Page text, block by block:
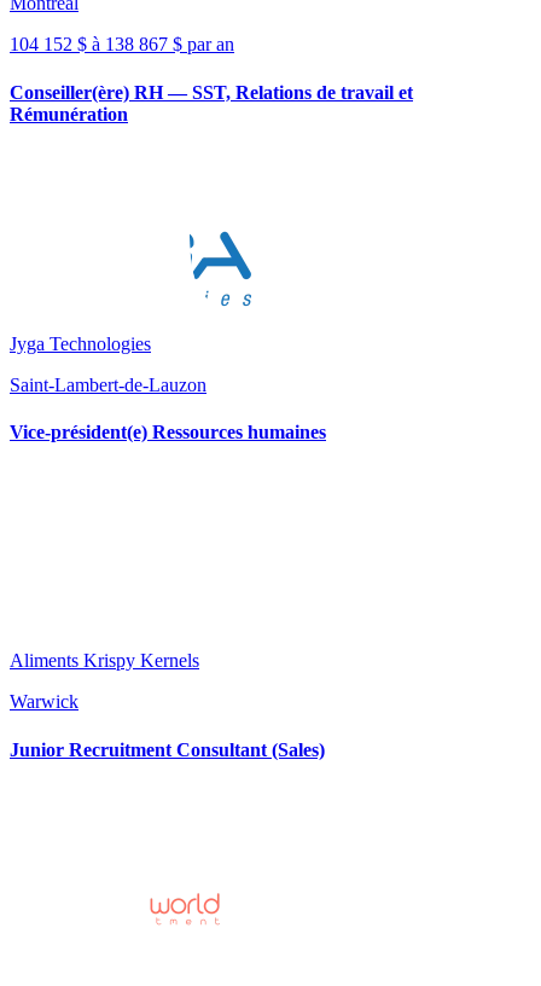
104 152 $ à 138 867 $ par an
Conseiller(ère) RH — SST, Relations de travail et
Rémunération
Jyga Technologies
Saint-Lambert-de-Lauzon
Vice-président(e) Ressources humaines
Aliments Krispy Kernels
Warwick
Junior Recruitment Consultant (Sales)